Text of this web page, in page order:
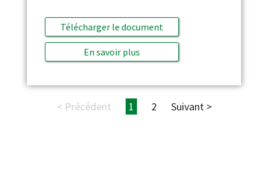
Télécharger le document
En savoir plus
< Précédent 1 2 Suivant >